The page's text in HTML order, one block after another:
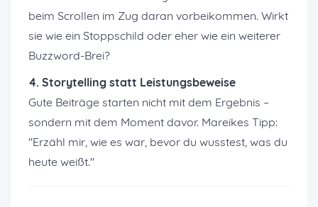
beim Scrollen im Zug daran vorbeikommen. Wirkt
sie wie ein Stoppschild oder eher wie ein weiterer
Buzzword-Brei?
4. Storytelling statt Leistungsbeweise
Gute Beiträge starten nicht mit dem Ergebnis –
sondern mit dem Moment davor. Mareikes Tipp:
"Erzähl mir, wie es war, bevor du wusstest, was du
heute weißt."